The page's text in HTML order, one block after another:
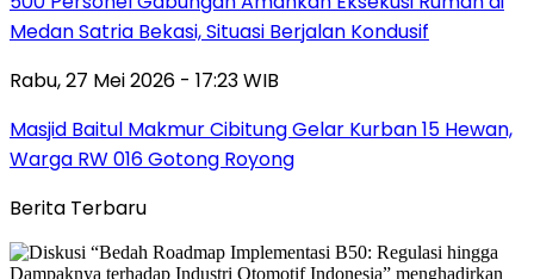
Medan Satria Bekasi, Situasi Berjalan Kondusif
Rabu, 27 Mei 2026 - 17:23 WIB
Masjid Baitul Makmur Cibitung Gelar Kurban 15 Hewan,
Warga RW 016 Gotong Royong
Berita Terbaru